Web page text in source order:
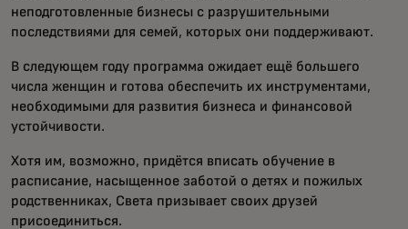
неподготовленные бизнесы с разрушительными
последствиями для семей, которых они поддерживают.
В следующем году программа ожидает ещё большего
числа женщин и готова обеспечить их инструментами,
необходимыми для развития бизнеса и финансовой
устойчивости.
Хотя им, возможно, придётся вписать обучение в
расписание, насыщенное заботой о детях и пожилых
родственниках, Света призывает своих друзей
присоединиться.